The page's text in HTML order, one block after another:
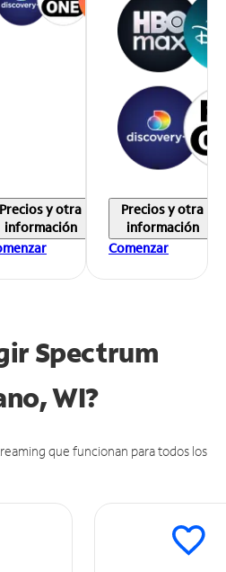
Precios y otra
información
Precios y otra
información
Comenzar
Spectrum
WI?
que funcionan para todos los